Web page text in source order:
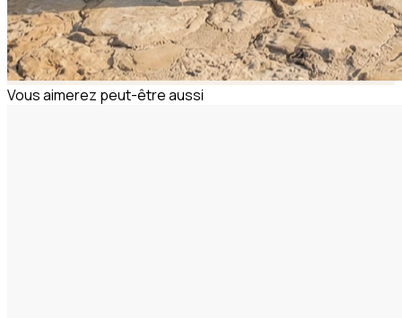
Vous aimerez peut-être aussi